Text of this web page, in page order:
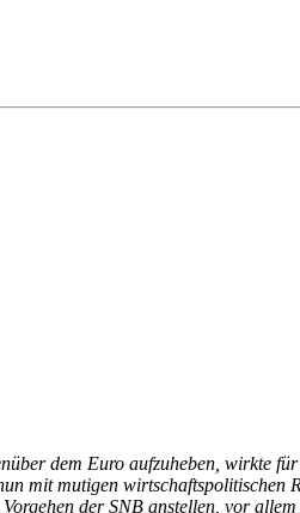
dem Euro aufzuheben, wirkte
mit mutigen wirtschaftspolitischen
der SNB anstellen, vor